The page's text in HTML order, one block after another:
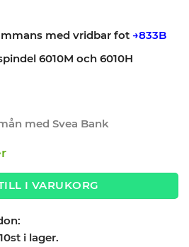
med vridbar fot →833B
6010M och 6010H
med Svea Bank
I VARUKORG
i lager.